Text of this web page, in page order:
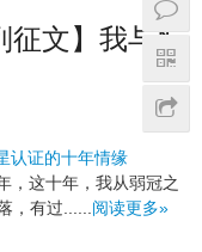
征文】我与航
，这十年，我从弱冠之
，有过...... 阅读更多»